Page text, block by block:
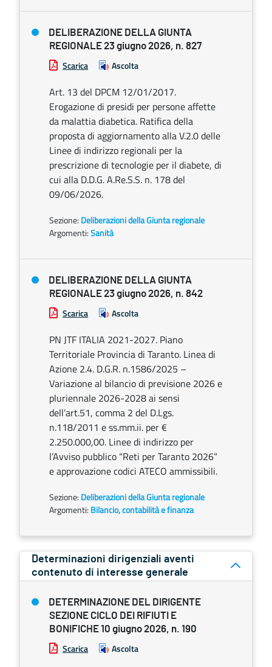
DELIBERAZIONE DELLA GIUNTA
REGIONALE 23 giugno 2026, n. 827
Scarica Ascolta
Art. 13 del DPCM 12/01/2017.
Erogazione di presidi per persone affette
da malattia diabetica. Ratifica della
proposta di aggiornamento alla V.2.0 delle
Linee di indirizzo regionali per la
prescrizione di tecnologie per il diabete, di
cui alla D.D.G. A.Re.S.S. n. 178 del
09/06/2026.
Sezione: Deliberazioni della Giunta regionale
Argomenti:Sanità
DELIBERAZIONE DELLA GIUNTA
REGIONALE 23 giugno 2026, n. 842
Scarica Ascolta
PN JTF ITALIA 2021-2027. Piano
Territoriale Provincia di Taranto. Linea di
Azione 2.4. D.G.R. n.1586/2025 –
Variazione al bilancio di previsione 2026 e
pluriennale 2026-2028 ai sensi
dell’art.51, comma 2 del D.Lgs.
n.118/2011 e ss.mm.ii. per €
2.250.000,00. Linee di indirizzo per
l’Avviso pubblico “Reti per Taranto 2026”
e approvazione codici ATECO ammissibili.
Sezione: Deliberazioni della Giunta regionale
Argomenti: Bilancio, contabilità e finanza
Determinazioni dirigenziali aventi
contenuto di interesse generale
DETERMINAZIONE DEL DIRIGENTE
SEZIONE CICLO DEI RIFIUTI E
BONIFICHE 10 giugno 2026, n. 190
Scarica Ascolta